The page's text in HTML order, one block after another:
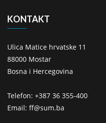
KONTAKT
Ulica Matice hrvatske 11
88000 Mostar
Bosna i Hercegovina
Telefon: +387 36 355-400
Email: ff@sum.ba